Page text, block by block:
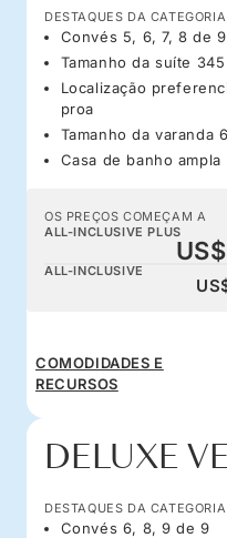
DESTAQUES DA CATEGORIA
Convés 5, 6, 7, 8 de 9
Tamanho da suíte
Localização
proa
Tamanho da varanda
Casa de banho
OS PREÇOS COMEÇAM A
ALL-INCLUSIVE PLUS
ALL-INCLUSIVE
COMODIDADES E
RECURSOS
DELUXE
DESTAQUES DA CATEGORIA
Convés 6, 8, 9 de 9